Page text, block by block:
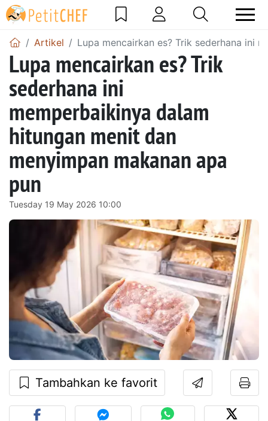
Artikel Lupa mencairkan es? Trik sederhana ini
Lupa mencairkan es? Trik
sederhana ini
memperbaikinya dalam
hitungan menit dan
menyimpan makanan apa
pun
Tuesday 19 May 2026 10:00
Tambahkan ke favorit